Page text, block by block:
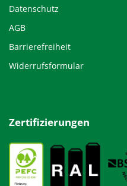
Datenschutz
AGB
Barrierefreiheit
Widerrufsformular
Zertifizierungen